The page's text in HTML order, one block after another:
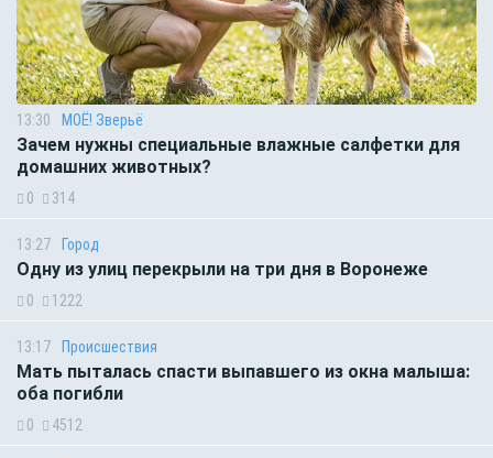
13:30 МОЁ! Зверьё
Зачем нужны специальные влажные салфетки для
домашних животных?
0 314
13:27 Город
Одну из улиц перекрыли на три дня в Воронеже
0 1222
13:17 Происшествия
Мать пыталась спасти выпавшего из окна малыша:
оба погибли
0 4512